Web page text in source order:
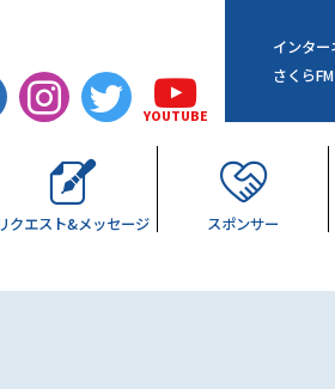
YOUTUBE
インタ
さくら
クエスト&メッセージ スポンサー